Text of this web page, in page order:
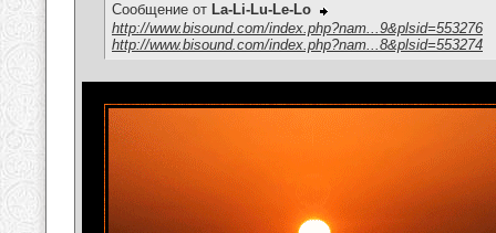
Сообщение от La-Li-Lu-Le-Lo
http://www.bisound.com/index.php?nam...9&plsid=553276
http://www.bisound.com/index.php?nam...8&plsid=553274